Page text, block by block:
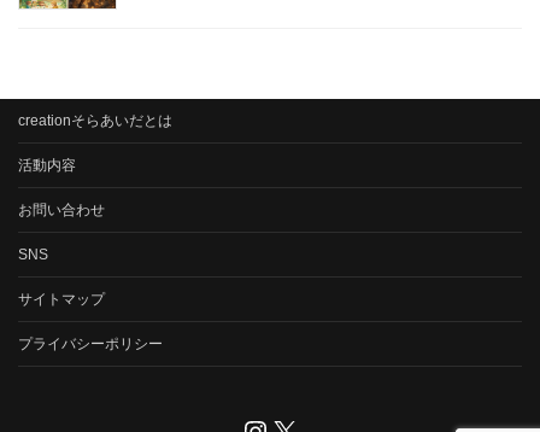
creationそらあいだとは
活動内容
お問い合わせ
SNS
サイトマップ
プライバシーポリシー